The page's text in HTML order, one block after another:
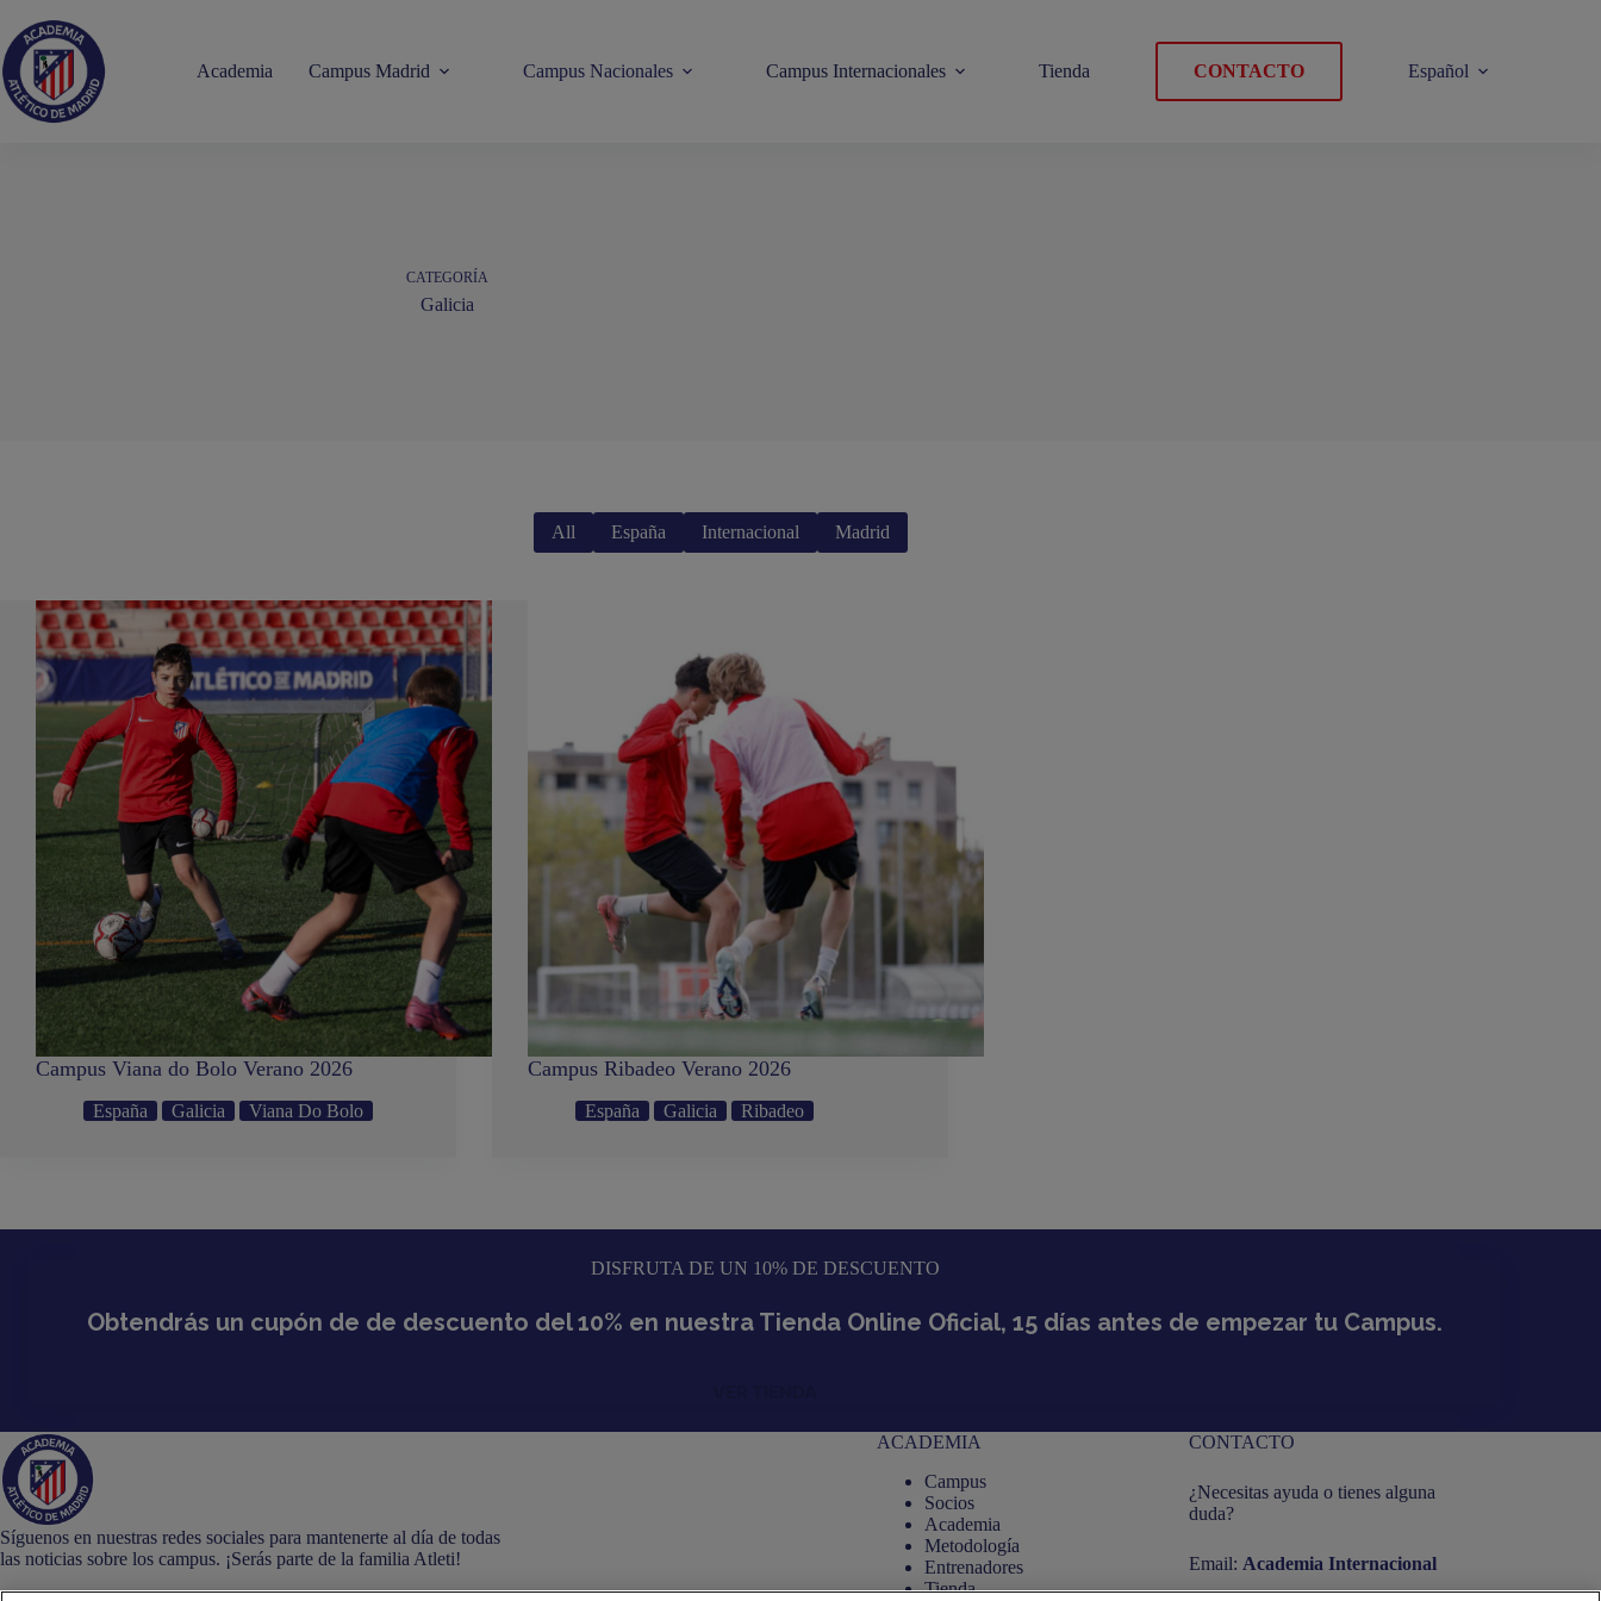
contenido
Academia
Campus Madrid Campus Nacionales Campus Internacionales Tienda CONTACTO Español
CATEGORÍA
Galicia
All España Internacional Madrid
Campus Viana do Bolo Verano 2026
España Galicia Viana Do Bolo
Campus Ribadeo Verano 2026
España Galicia Ribadeo
DISFRUTA DE UN 10% DE DESCUENTO
Obtendrás un cupón de de descuento del 10% en nuestra Tienda Online Oficial, 15 días antes de empezar tu Campus.
Síguenos en nuestras redes sociales para mantenerte al día de todas
las noticias sobre los campus. ¡Serás parte de la familia Atleti!
ACADEMIA
Campus
Socios
Academia
Metodología
Entrenadores
Tienda
CONTACTO
¿Necesitas ayuda o tienes alguna
duda?
Email: Academia Internacional